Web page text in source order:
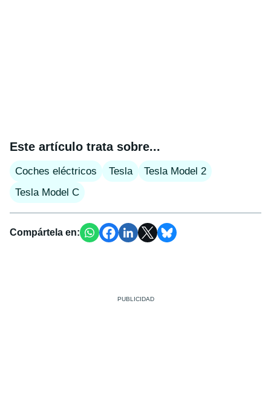
Este artículo trata sobre...
Coches eléctricos Tesla
Tesla Model 2
Tesla Model C
Compártela en: